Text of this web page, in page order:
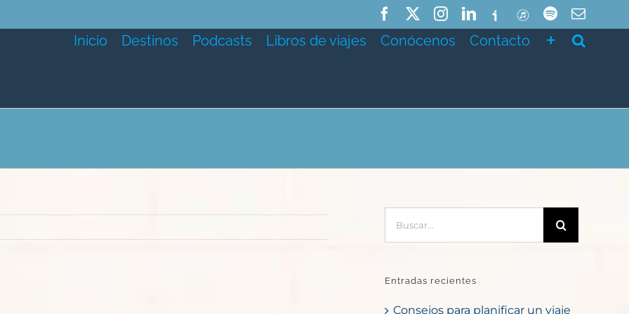
FacebookInstagramLinkedIn
IvooxITunesSpotifyCorreo
Inicio Destinos Podcasts Libros de viajes Conócenos Contacto
Entradas recientes
Consejos para planificar un viaje